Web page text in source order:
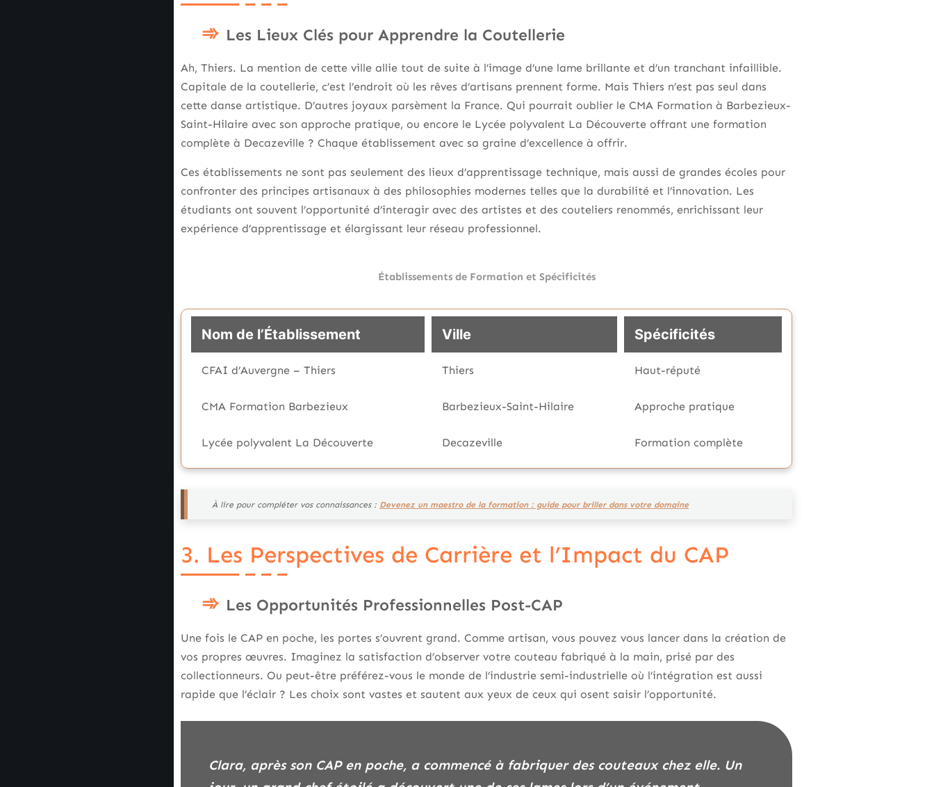
Les Lieux Clés pour Apprendre la Coutellerie
Ah, Thiers. La mention de cette ville allie tout de suite à l’image d’une lame brillante et d’un tranchant infaillible.
Capitale de la coutellerie, c’est l’endroit où les rêves d’artisans prennent forme. Mais Thiers n’est pas seul dans
cette danse artistique. D’autres joyaux parsèment la France. Qui pourrait oublier le CMA Formation à Barbezieux-
Saint-Hilaire avec son approche pratique, ou encore le Lycée polyvalent La Découverte offrant une formation
complète à Decazeville ? Chaque établissement avec sa graine d’excellence à offrir.
Ces établissements ne sont pas seulement des lieux d’apprentissage technique, mais aussi de grandes écoles pour
confronter des principes artisanaux à des philosophies modernes telles que la durabilité et l’innovation. Les
étudiants ont souvent l’opportunité d’interagir avec des artistes et des couteliers renommés, enrichissant leur
expérience d’apprentissage et élargissant leur réseau professionnel.
Établissements de Formation et Spécificités
Nom de l’Établissement Ville Spécificités
CFAI d’Auvergne – Thiers Thiers Haut-réputé
CMA Formation Barbezieux Barbezieux-Saint-Hilaire Approche pratique
Lycée polyvalent La Découverte Decazeville Formation complète
À lire pour compléter vos connaissances : Devenez un maestro de la formation : guide pour briller dans votre domaine
3. Les Perspectives de Carrière et l’Impact du CAP
Les Opportunités Professionnelles Post-CAP
Une fois le CAP en poche, les portes s’ouvrent grand. Comme artisan, vous pouvez vous lancer dans la création de
vos propres œuvres. Imaginez la satisfaction d’observer votre couteau fabriqué à la main, prisé par des
collectionneurs. Ou peut-être préférez-vous le monde de l’industrie semi-industrielle où l’intégration est aussi
rapide que l’éclair ? Les choix sont vastes et sautent aux yeux de ceux qui osent saisir l’opportunité.
Clara, après son CAP en poche, a commencé à fabriquer des couteaux chez elle. Un